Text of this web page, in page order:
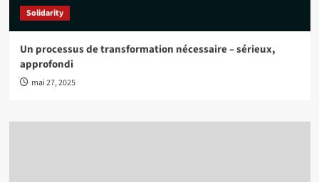
Solidarity
Un processus de transformation nécessaire – sérieux,
approfondi
mai 27, 2025